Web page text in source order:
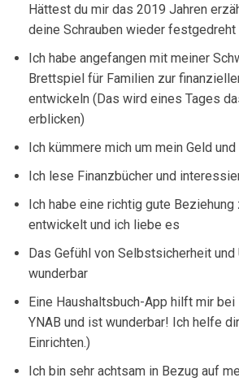
Hättest du mir das 2019 Jahren
deine Schrauben wieder festgedreht
Ich habe angefangen mit meiner
Brettspiel für Familien zur
entwickeln (Das wird eines Tages
erblicken)
Ich kümmere mich um mein Geld
Ich lese Finanzbücher und
Ich habe eine richtig gute Beziehung
entwickelt und ich liebe es
Das Gefühl von Selbstsicherheit
wunderbar
Eine Haushaltsbuch-App hilft mir
YNAB und ist wunderbar! Ich helfe
Einrichten.)
Ich bin sehr achtsam in Bezug auf